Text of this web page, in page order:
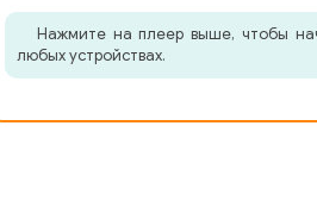
Нажмите на плеер выше, чтобы
любых устройствах.